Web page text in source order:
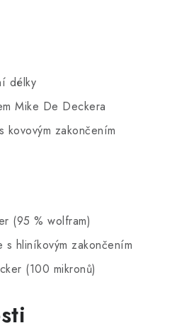
délky
Mike De Deckera
kovovým zakončením
(95 % wolfram)
hliníkovým zakončením
(100 mikronů)